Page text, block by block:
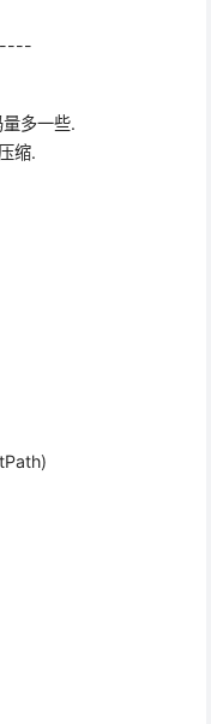
多一些.
缩.